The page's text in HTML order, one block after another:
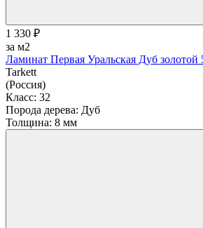
1 330 ₽
за м2
Ламинат Первая Уральская Дуб золотой
Tarkett
(Россия)
Класс: 32
Порода дерева: Дуб
Толщина: 8 мм